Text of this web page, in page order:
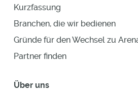
Kurzfassung
Branchen, die wir bedienen
Gründe für den Wechsel zu
Partner finden
Über uns